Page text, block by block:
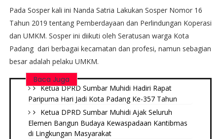
Pada Sosper kali ini Nanda Satria Lakukan Sosper Nomor 16
Tahun 2019 tentang Pemberdayaan dan Perlindungan Koperasi
dan UMKM. Sosper ini diikuti oleh Seratusan warga Kota
Padang dari berbagai kecamatan dan profesi, namun sebagian
besar adalah pelaku UMKM.
Baca Juga
Ketua DPRD Sumbar Muhidi Hadiri Rapat
Paripurna Hari Jadi Kota Padang Ke-357 Tahun
Ketua DPRD Sumbar Muhidi Ajak Seluruh
Elemen Bangun Budaya Kewaspadaan Kantibmas
di Lingkungan Masyarakat